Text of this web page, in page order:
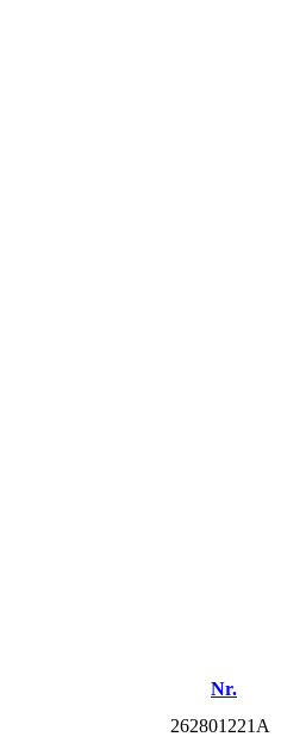
Nr.
262801221A